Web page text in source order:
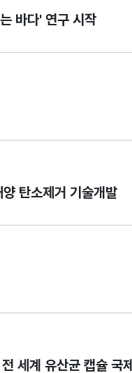
바다' 연구 시작
탄소제거 기술개발
세계 유산균 캡슐 국